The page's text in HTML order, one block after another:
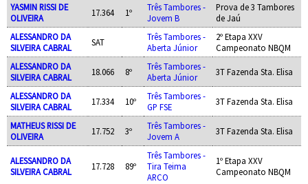
YASMIN RISSI DE
OLIVEIRA
17.364 1º
Três Tambores -
Jovem B
Prova de 3 Tambores
de Jaú
ALESSANDRO DA
SILVEIRA CABRAL
SAT
Três Tambores -
Aberta Júnior
2º Etapa XXV
Campeonato NBQM
ALESSANDRO DA
SILVEIRA CABRAL
18.066 8º
Três Tambores -
Aberta Júnior
3T Fazenda Sta. Elisa
ALESSANDRO DA
SILVEIRA CABRAL
17.334 10º
Três Tambores -
GP FSE
3T Fazenda Sta. Elisa
MATHEUS RISSI DE
OLIVEIRA
17.752 3º
Três Tambores -
Jovem A
3T Fazenda Sta. Elisa
ALESSANDRO DA
SILVEIRA CABRAL
17.728 89º
Três Tambores -
Tira Teima
ARCO
1º Etapa XXV
Campeonato NBQM